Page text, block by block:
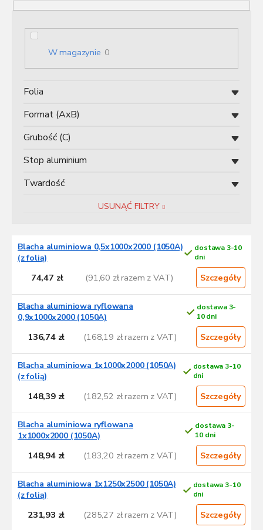
a
W magazynie 0
Folia
Format (AxB)
Grubość (C)
Stop aluminium
Twardość
USUNĄĆ FILTRY
a
p
u
w
Blacha aluminiowa 0,5x1000x2000 (1050A)
(z folią)
dostawa 3-10
dni
74,47 zł (91,60 zł razem z VAT) Szczegóły
Blacha aluminiowa ryflowana
0,9x1000x2000 (1050A)
dostawa 3-
10 dni
136,74 zł (168,19 zł razem z VAT) Szczegóły
Blacha aluminiowa 1x1000x2000 (1050A)
(z folią)
dostawa 3-10
dni
148,39 zł (182,52 zł razem z VAT) Szczegóły
Blacha aluminiowa ryflowana
1x1000x2000 (1050A)
dostawa 3-
10 dni
148,94 zł (183,20 zł razem z VAT) Szczegóły
Blacha aluminiowa 1x1250x2500 (1050A)
(z folią)
dostawa 3-10
dni
231,93 zł (285,27 zł razem z VAT) Szczegóły